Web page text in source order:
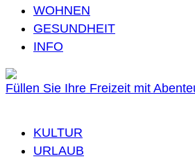
WOHNEN
GESUNDHEIT
INFO
Füllen Sie Ihre Freizeit mit
KULTUR
URLAUB